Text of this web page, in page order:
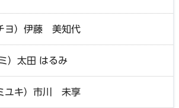
ヨ）伊藤 美知代
）太田 はるみ
ユキ）市川 未享